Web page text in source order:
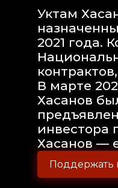
Уктам
2021 года.
В марте
Хасанов
инвестора
Хасанов —
Поддержать